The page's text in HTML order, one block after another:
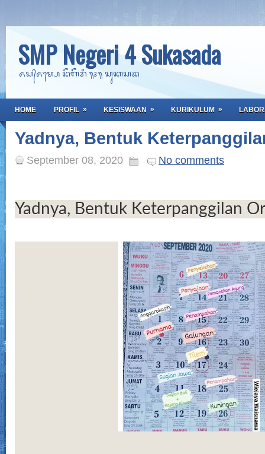
SMP Negeri 4 Sukasada
ᬏᬲ᭄ᬏᬫ᭄ᬧᬾ ᬦᭂᬕᭂᬭᬶ ᭟᭔᭟ ᬲᬸᬓᬲᬤ
HOME PROFIL » KESISWAAN » KURIKULUM »
Yadnya, Bentuk
September 08, 2020 No comments
Yadnya, Bentuk Keterpanggilan